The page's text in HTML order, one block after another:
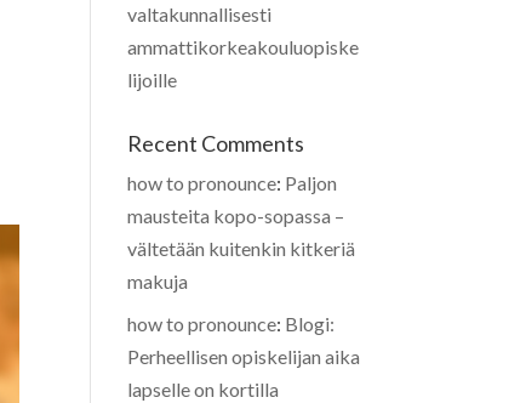
valtakunnallisesti
ammattikorkeakouluopiske
lijoille
Recent Comments
how to pronounce: Paljon
mausteita kopo-sopassa –
vältetään kuitenkin kitkeriä
makuja
how to pronounce: Blogi:
Perheellisen opiskelijan aika
lapselle on kortilla